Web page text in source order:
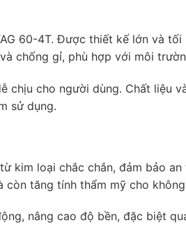
60-4T. Được thiết kế lớn và tối
chống gỉ, phù hợp với môi
chịu cho người dùng. Chất liệu
sử dụng.
kim loại chắc chắn, đảm bảo
tăng tính thẩm mỹ cho
nâng cao độ bền, đặc biệt